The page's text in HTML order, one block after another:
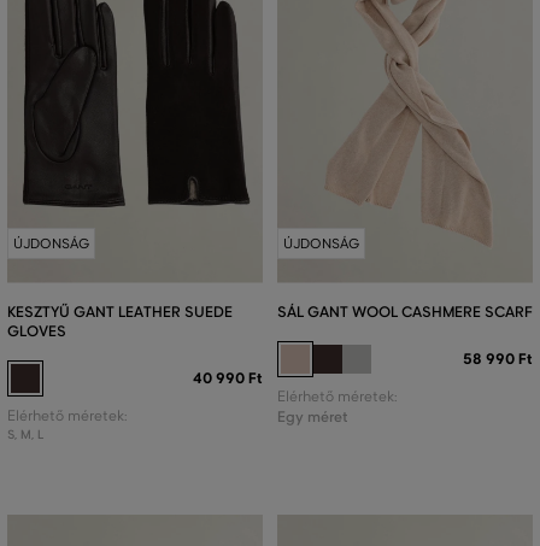
ÚJDONSÁG
KESZTYŰ GANT LEATHER SUEDE
GLOVES
40 990 Ft
Elérhető méretek:
S, M L
ÚJDONSÁG
SÁL GANT WOOL CASHMERE SCARF
58 990 Ft
Elérhető méretek:
Egy méret